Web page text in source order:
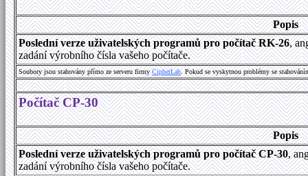
Popis
Poslední verze uživatelských programů pro počítač RK-26,
zadání výrobního čísla vašeho počítače.
Soubory jsou stahovány přímo ze serveru firmyCipherLab. Pokud se vyskytnou problémy se
Počítač CP-30
Popis
Poslední verze uživatelských programů pro počítač CP-30,
zadání výrobního čísla vašeho počítače.